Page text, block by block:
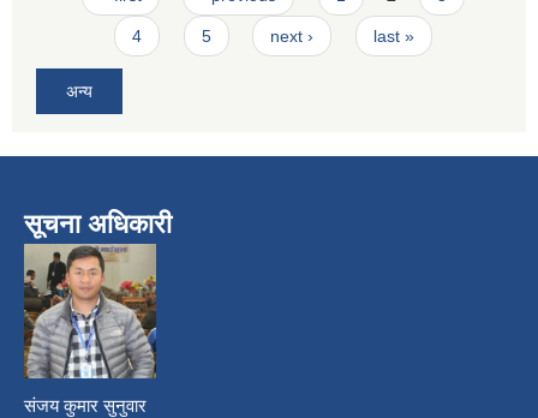
4 5 next › last »
अन्य
सूचना अधिकारी
संजय कुमार सुनुवार